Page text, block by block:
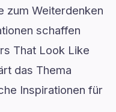
zum Weiterdenken
schaffen
That Look Like
das Thema
Inspirationen für